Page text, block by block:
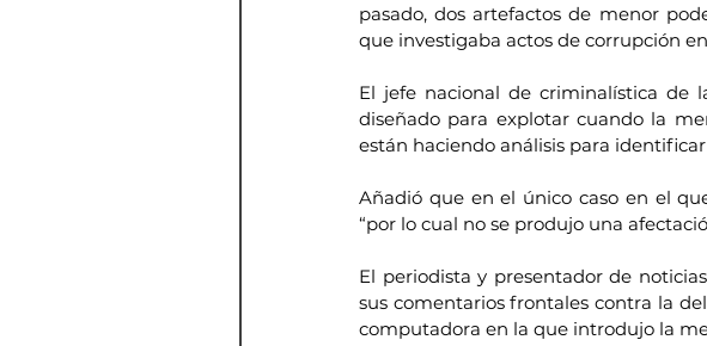
pasado, dos artefactos de menor
que investigaba actos de corrupción
El jefe nacional de criminalística de
diseñado para explotar cuando la
están haciendo análisis para
Añadió que en el único caso en el
“por lo cual no se produjo una
El periodista y presentador de
sus comentarios frontales contra la
computadora en la que introdujo la